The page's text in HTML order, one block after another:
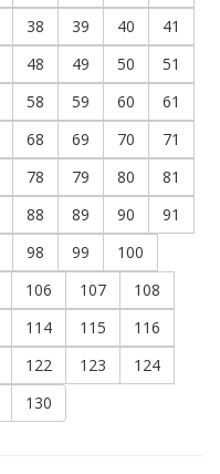
38 39 40
41
48 49 50
51
58 59 60
61
68 69 70
71
78 79 80
81
88 89 90
91
98 99
100
106 107
108
114 115
116
122 123
124
130